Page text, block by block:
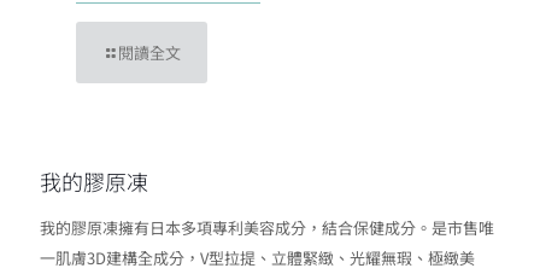
閱讀全文
我的膠原凍
我的膠原凍擁有日本多項專利美容成分，結合保健成分。是市售唯
一肌膚3D建構全成分，V型拉提、立體緊緻、光耀無瑕、極緻美